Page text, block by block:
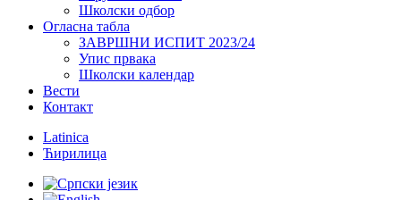
Школски одбор
Огласна табла
ЗАВРШНИ ИСПИТ 2023/24
Упис првака
Школски календар
Вести
Контакт
Latinica
Ћирилица